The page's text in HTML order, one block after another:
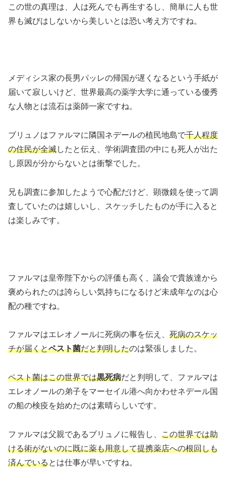
この世の真理は、人は死んでも再生するし、簡単に人も世
界も滅びはしないから美しいとは恐い考え方ですね。
メディシス家の長男パッレの帰国が遅くなるという手紙が
届いて寂しいけど、世界最高の薬学大学に通っている優秀
な人物とは流石は薬師一家ですね。
ブリュノはファルマに隣国ネデールの植民地島で千人程度
の住民が全滅したと伝え、学術調査団の中にも死人が出た
し原因が分からないとは衝撃でした。
兄も調査に参加したようで心配だけど、顕微鏡を使って調
査していたのは嬉しいし、スケッチしたものが手に入ると
は楽しみです。
ファルマは皇帝陛下からの評価も高く、議会で貴族達から
褒められたのは誇らしい気持ちになるけど未成年なのは心
配の種ですね。
ファルマはエレオノールに死病の事を伝え、 死病のスケッ
チが届くとペスト菌だと判明したのは緊張しました。
ペスト菌はこの世界では黒死病だと判明して、ファルマは
エレオノールの弟子をマーセイル港へ向かわせネデール国
の船の検疫を始めたのは素晴らしいです。
ファルマは父親であるブリュノに報告し、 この世界では助
ける術がないのに既に薬も用意して提携薬店への根回しも
済んでいるとは仕事が早いですね。